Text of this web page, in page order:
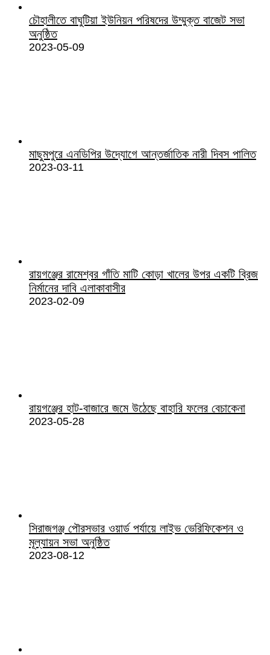
চৌহালীতে বাঘুটিয়া ইউনিয়ন পরিষদের উম্মুক্ত বাজেট সভা
অনুষ্ঠিত
2023-05-09
মাছুমপুরে এনডিপির উদ্যোগে আন্তর্জাতিক নারী দিবস পালিত
2023-03-11
রায়গঞ্জের রামেশ্বর গাঁতি মাটি কোড়া খালের উপর একটি ব্রিজ
নির্মানের দাবি এলাকাবাসীর
2023-02-09
রায়গঞ্জের হাট-বাজারে জমে উঠেছে বাহারি ফলের বেচাকেনা
2023-05-28
সিরাজগঞ্জ পৌরসভার ওয়ার্ড পর্যায়ে লাইভ ভেরিফিকেশন ও
মূল্যায়ন সভা অনুষ্ঠিত
2023-08-12